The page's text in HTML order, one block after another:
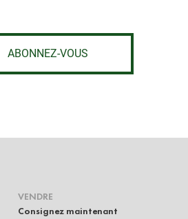
ABONNEZ-VOUS
VENDRE
Consignez maintenant